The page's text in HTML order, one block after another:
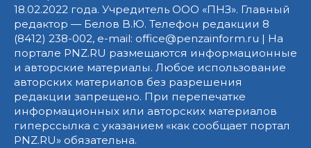
18.02.2022 года. Учредитель ООО «ПНЗ». Главный
редактор — Белов В.Ю. Телефон редакции 8
(8412) 238-002, e-mail: office@penzainform.ru | На
портале PNZ.RU размещаются информационные
и авторские материалы. Любое использование
авторских материалов без разрешения
редакции запрещено. При перепечатке
информационных или авторских материалов
гиперссылка с указанием «как сообщает портал
PNZ.RU» обязательна.